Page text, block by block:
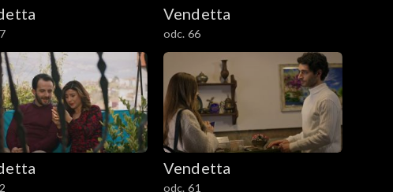
Vendetta
odc. 66
Vendetta
odc. 61